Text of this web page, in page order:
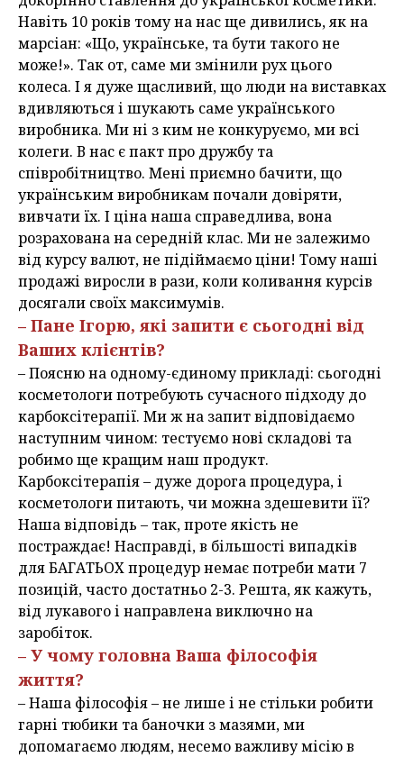
Навіть 10 років тому на нас ще дивились, як на
марсіан: «Що, українське, та бути такого не
може!». Так от, саме ми змінили рух цього
колеса. І я дуже щасливий, що люди на виставках
вдивляються і шукають саме українського
виробника. Ми ні з ким не конкуруємо, ми всі
колеги. В нас є пакт про дружбу та
співробітництво. Мені приємно бачити, що
українським виробникам почали довіряти,
вивчати їх. І ціна наша справедлива, вона
розрахована на середній клас. Ми не залежимо
від курсу валют, не підіймаємо ціни! Тому наші
продажі виросли в рази, коли коливання курсів
досягали своїх максимумів.
– Пане Ігорю, які запити є сьогодні від
Ваших клієнтів?
– Поясню на одному-єдиному прикладі: сьогодні
косметологи потребують сучасного підходу до
карбоксітерапії. Ми ж на запит відповідаємо
наступним чином: тестуємо нові складові та
робимо ще кращим наш продукт.
Карбоксітерапія – дуже дорога процедура, і
косметологи питають, чи можна здешевити її?
Наша відповідь – так, проте якість не
постраждає! Насправді, в більшості випадків
для БАГАТЬОХ процедур немає потреби мати 7
позицій, часто достатньо 2-3. Решта, як кажуть,
від лукавого і направлена виключно на
заробіток.
– У чому головна Ваша філософія
життя?
– Наша філософія – не лише і не стільки робити
гарні тюбики та баночки з мазями, ми
допомагаємо людям, несемо важливу місію в